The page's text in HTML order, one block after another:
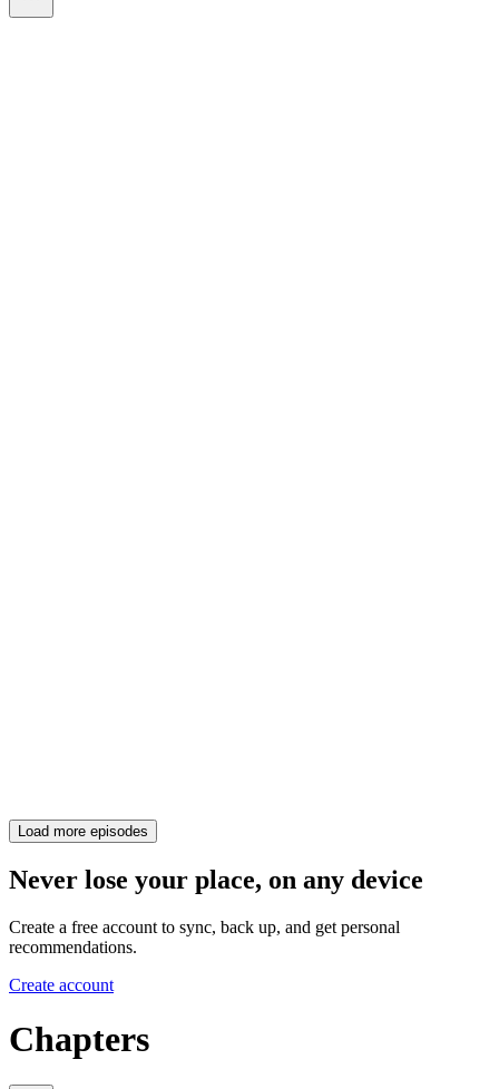
Load more episodes
Never lose your place, on any device
Create a free account to sync, back up, and get personal
recommendations.
Create account
Chapters